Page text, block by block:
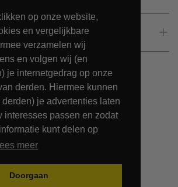
op onze website,
en vergelijkbare
verzamelen wij
en volgen wij (en
je internetgedrag op onze
derden. Hiermee kunnen
je advertenties laten
interesses passen en zodat
kunt delen op
meer
Doorgaan